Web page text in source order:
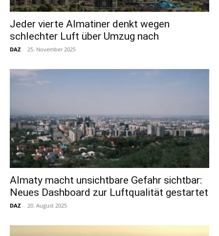
Jeder vierte Almatiner denkt wegen
schlechter Luft über Umzug nach
DAZ - 25. November 2025
Almaty macht unsichtbare Gefahr sichtbar:
Neues Dashboard zur Luftqualität gestartet
DAZ - 20. August 2025